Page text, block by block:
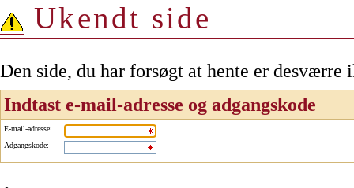
Ukendt side
Den side, du har forsøgt at hente er
Indtast e-mail-adresse og adgangskode
E-mail-adresse:
Adgangskode: